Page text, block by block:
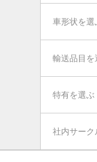
車形状を選
輸送品目を
特有を選ぶ
社内サーク